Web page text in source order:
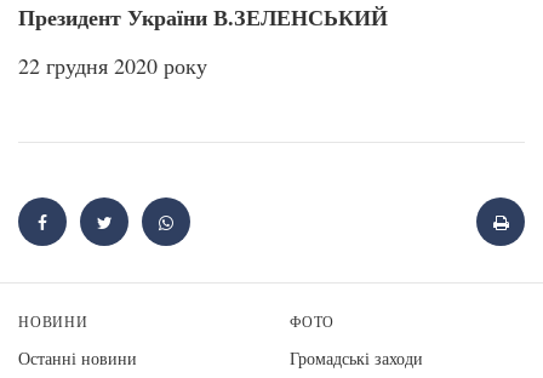
Президент України В.ЗЕЛЕНСЬКИЙ
22 грудня 2020 року
НОВИНИ
Останні новини
ФОТО
Громадські заходи